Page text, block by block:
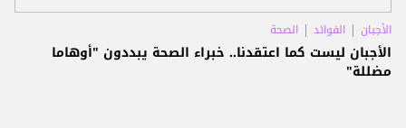
الأجبان الفوائد الصحة
الأجبان ليست كما اعتقدنا.. خبراء الصحة يبددون "أوهاما
مضللة"